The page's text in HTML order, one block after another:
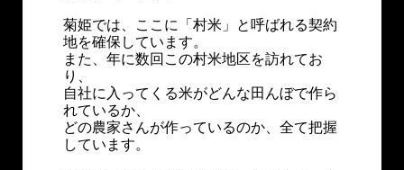
菊姫では、ここに「村米」と呼ばれる契約
地を確保しています。
また、年に数回この村米地区を訪れてお
り、
自社に入ってくる米がどんな田んぼで作ら
れているか、
どの農家さんが作っているのか、全て把握
しています。